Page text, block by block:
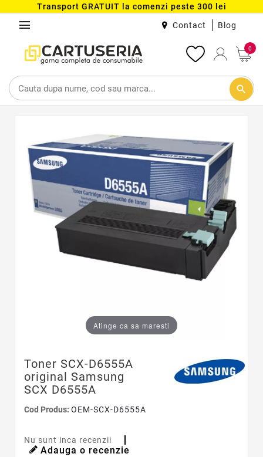
Transport GRATUIT la comenzi peste 300 lei
menu Contact Blog
0
search
Atinge ca sa maresti
Toner SCX-D6555A
original Samsung
SCX D6555A
Cod Produs: OEM-SCX-D6555A
Nu sunt inca recenzii
Adauga o recenzie